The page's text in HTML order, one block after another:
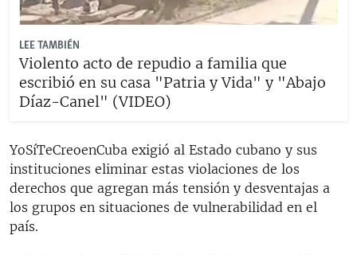
LEE TAMBIÉN
Violento acto de repudio a familia que
escribió en su casa "Patria y Vida" y "Abajo
Díaz-Canel" (VIDEO)
YoSíTeCreoenCuba exigió al Estado cubano y sus
instituciones eliminar estas violaciones de los
derechos que agregan más tensión y desventajas a
los grupos en situaciones de vulnerabilidad en el
país.